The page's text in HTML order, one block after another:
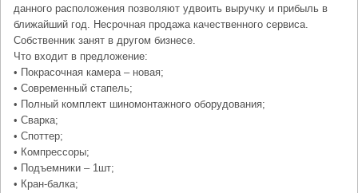
данного расположения позволяют удвоить выручку и прибыль в
ближайший год. Несрочная продажа качественного сервиса.
Собственник занят в другом бизнесе.
Что входит в предложение:
• Покрасочная камера – новая;
• Современный стапель;
• Полный комплект шиномонтажного оборудования;
• Сварка;
• Споттер;
• Компрессоры;
• Подъемники – 1шт;
• Кран-балка;